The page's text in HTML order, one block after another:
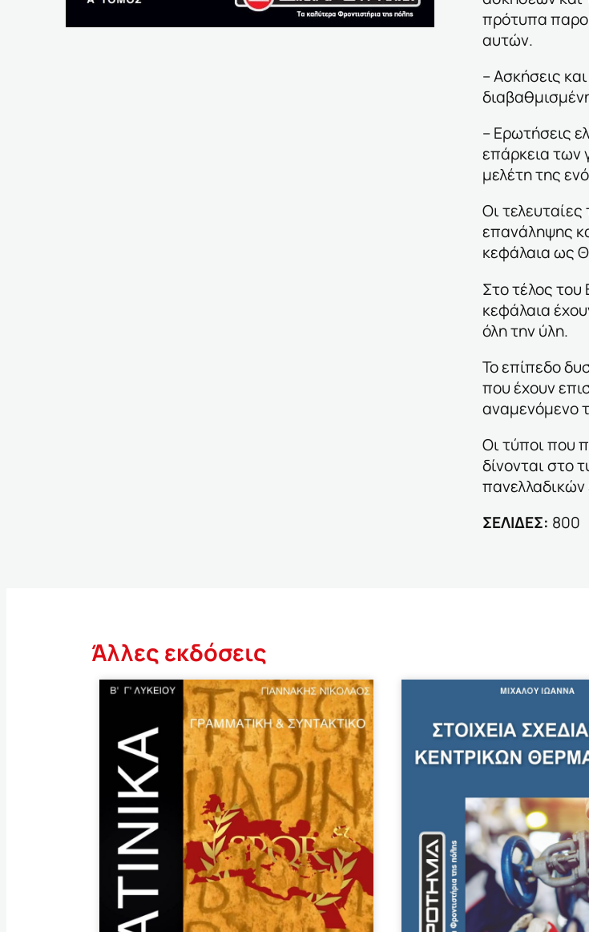
πρότυπα
αυτών.
– Ασκήσεις
– Ερωτήσεις
επάρκεια των
μελέτη της
Οι
επανάληψης
κεφάλαια ως
Στο τέλος του
κεφάλαια
όλη την ύλη.
Το επίπεδο
που έχουν
αναμενόμενο
Οι τύποι που
δίνονται στο
ΣΕΛΙΔΕΣ: 800
Άλλες εκδόσεις